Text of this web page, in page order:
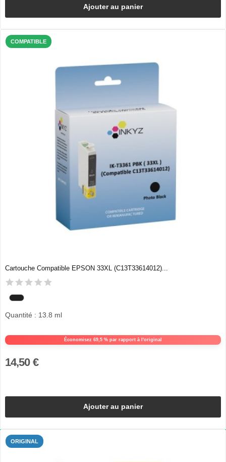
Ajouter au panier
COMPATIBLE
Cartouche Compatible EPSON 33XL (C13T33614012)...
Économisez 69,5 % par rapport à l'original
Quantité : 13.8 ml
14,50 €
Ajouter au panier
ORIGINAL